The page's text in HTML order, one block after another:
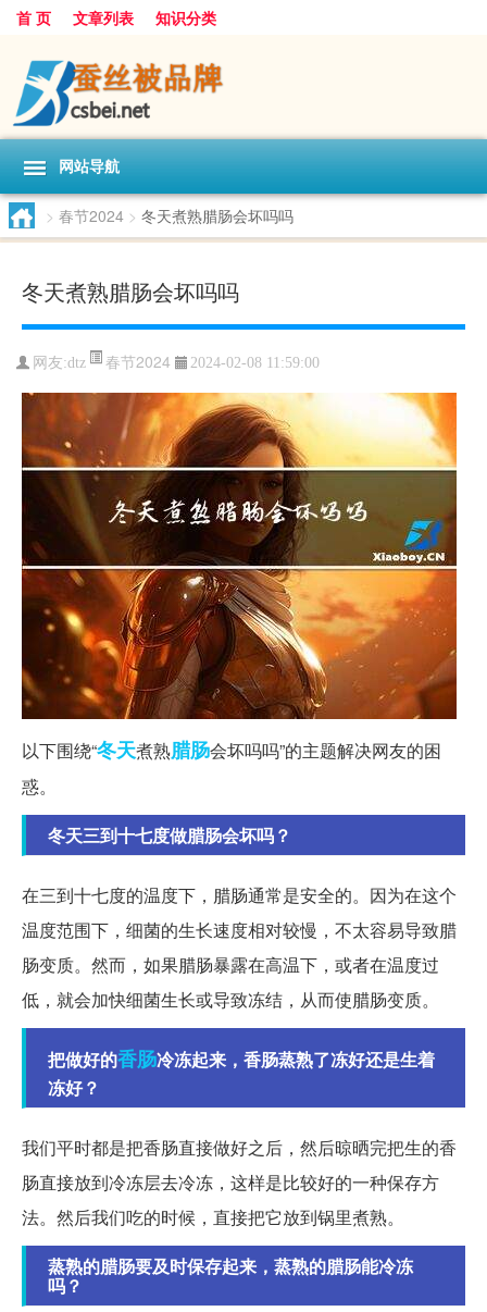
首 页 文章列表 知识分类
网站导航
> 春节2024 > 冬天煮熟腊肠会坏吗吗
冬天煮熟腊肠会坏吗吗
网友:dtz 春节2024 2024-02-08 11:59:00
以下围绕“冬天煮熟腊肠会坏吗吗”的主题解决网友的困
惑。
冬天三到十七度做腊肠会坏吗？
在三到十七度的温度下，腊肠通常是安全的。因为在这个
温度范围下，细菌的生长速度相对较慢，不太容易导致腊
肠变质。然而，如果腊肠暴露在高温下，或者在温度过
低，就会加快细菌生长或导致冻结，从而使腊肠变质。
把做好的香肠冷冻起来，香肠蒸熟了冻好还是生着
冻好？
我们平时都是把香肠直接做好之后，然后晾晒完把生的香
肠直接放到冷冻层去冷冻，这样是比较好的一种保存方
法。然后我们吃的时候，直接把它放到锅里煮熟。
蒸熟的腊肠要及时保存起来，蒸熟的腊肠能冷冻
吗？